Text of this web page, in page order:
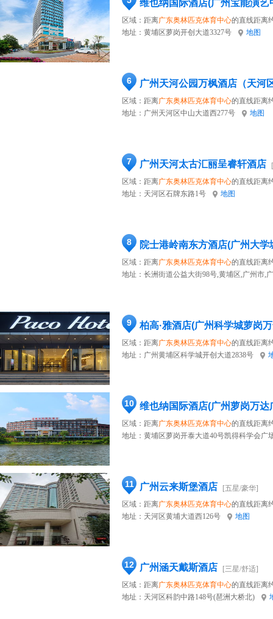
维也纳国际酒店(广州宝能演艺
区域：距离广东奥林匹克体育中心的直线距离
地址： 黄埔区萝岗开创大道3327号 地图
6 广州天河公园万枫酒店（天河
区域：距离广东奥林匹克体育中心的直线距离
地址： 广州天河区中山大道西277号 地图
7 广州天河太古汇丽呈睿轩酒店
区域：距离广东奥林匹克体育中心的直线距离
地址： 天河区石牌东路1号 地图
8 院士港岭南东方酒店(广州大学
区域：距离广东奥林匹克体育中心的直线距离
地址： 长洲街道公益大街98号,黄埔区,广州市,
9 柏高·雅酒店(广州科学城萝岗
区域：距离广东奥林匹克体育中心的直线距离
地址： 广州黄埔区科学城开创大道2838号
10 维也纳国际酒店(广州萝岗万达
区域：距离广东奥林匹克体育中心的直线距离
地址： 黄埔区萝岗开泰大道40号凯得科学会广
11 广州云来斯堡酒店
[五星/豪华]
区域：距离广东奥林匹克体育中心的直线距离
地址： 天河区黄埔大道西126号 地图
12 广州涵天戴斯酒店
[三星/舒适]
区域：距离广东奥林匹克体育中心的直线距离
地址： 天河区科韵中路148号(琶洲大桥北)